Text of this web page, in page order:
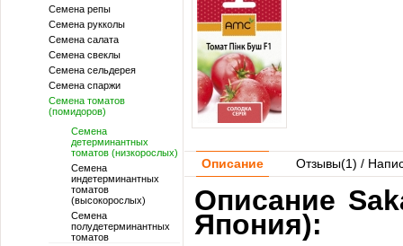
Семена репы
Семена рукколы
Семена салата
Семена свеклы
Семена сельдерея
Семена спаржи
Семена томатов
(помидоров)
Семена
детерминантных
томатов (низкорослых)
Семена
индетерминантных
томатов
(высокорослых)
Семена
полудетерминантных
томатов
Описание Отзывы(1) /
Описание
Япония):